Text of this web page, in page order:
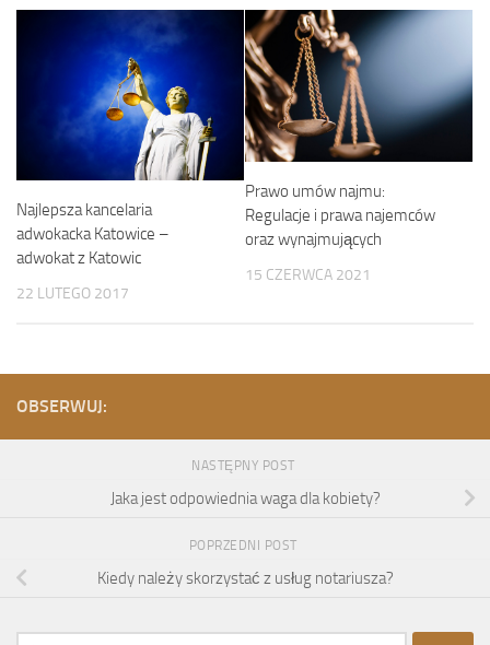
Najlepsza kancelaria
adwokacka Katowice –
adwokat z Katowic
22 LUTEGO 2017
Prawo umów najmu:
Regulacje i prawa najemców
oraz wynajmujących
15 CZERWCA 2021
OBSERWUJ:
NASTĘPNY POST
Jaka jest odpowiednia waga dla kobiety?
POPRZEDNI POST
Kiedy należy skorzystać z usług notariusza?